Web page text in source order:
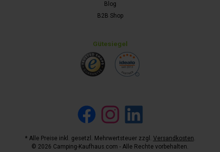
Blog
B2B Shop
Gütesiegel
Facebook Instagram LinkedIn
* Alle Preise inkl. gesetzl. Mehrwertsteuer zzgl. Versandkosten.
© 2026 Camping-Kaufhaus.com - Alle Rechte vorbehalten.